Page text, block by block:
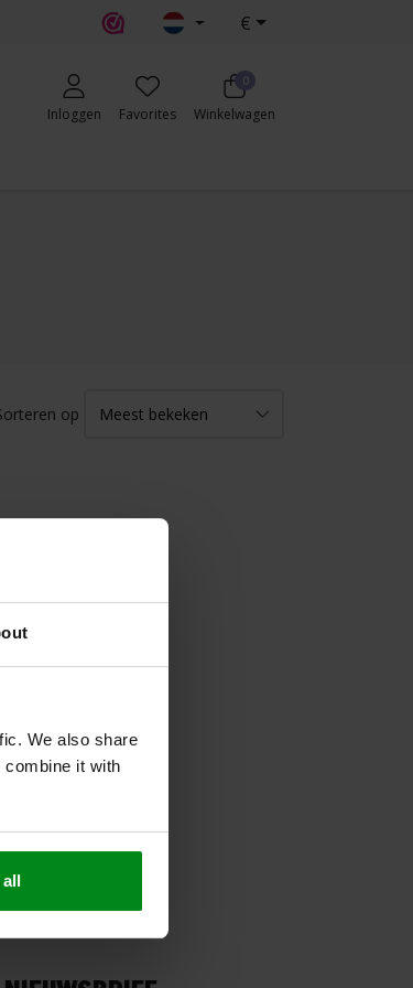
We also share
it with
€
Inloggen Favorites
0
Winkelwagen
op